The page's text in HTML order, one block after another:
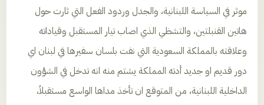
موثر في السياسة اللبنانية، والجدل وردود الفعل التي ثارت حول
هاتين القنبلتين، والتشظي الذي اصاب تيار المستقبل وقياداته
وعلاقته بالمملكة السعودية التي نفت بلسان سفيرها في لبنان اي
دور قديم او جديد أدته المملكة يشتم منه انه تدخل في الشؤون
الداخلية اللبنانية، من المتوقع ان تأخذ مداها الواسع مستقبلاً،